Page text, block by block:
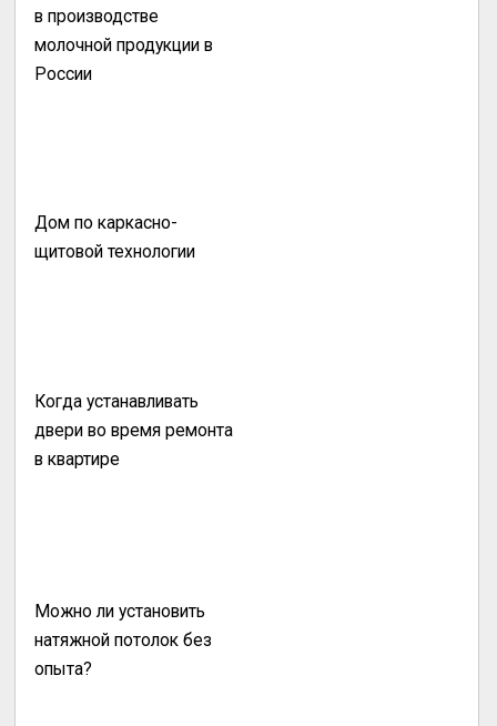
в производстве
молочной продукции в
России
Дом по каркасно-
щитовой технологии
Когда устанавливать
двери во время ремонта
в квартире
Можно ли установить
натяжной потолок без
опыта?